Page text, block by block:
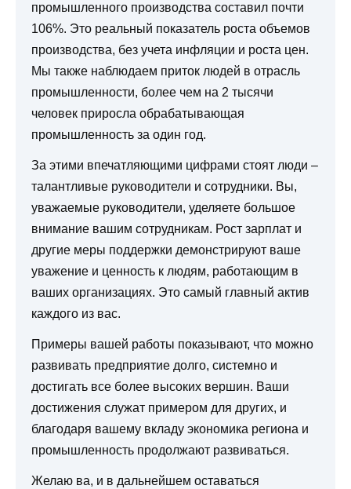
промышленного производства составил почти
106%. Это реальный показатель роста объемов
производства, без учета инфляции и роста цен.
Мы также наблюдаем приток людей в отрасль
промышленности, более чем на 2 тысячи
человек приросла обрабатывающая
промышленность за один год.
За этими впечатляющими цифрами стоят люди –
талантливые руководители и сотрудники. Вы,
уважаемые руководители, уделяете большое
внимание вашим сотрудникам. Рост зарплат и
другие меры поддержки демонстрируют ваше
уважение и ценность к людям, работающим в
ваших организациях. Это самый главный актив
каждого из вас.
Примеры вашей работы показывают, что можно
развивать предприятие долго, системно и
достигать все более высоких вершин. Ваши
достижения служат примером для других, и
благодаря вашему вкладу экономика региона и
промышленность продолжают развиваться.
Желаю ва, и в дальнейшем оставаться